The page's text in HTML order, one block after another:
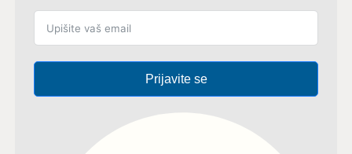
Prijavite se